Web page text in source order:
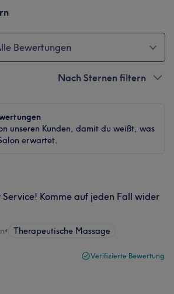
Bewertungen
Nach Sternen filtern
unseren Kunden, damit du weißt, was
erwartet.
Komme auf jeden Fall wider
• Therapeutische Massage
Verifizierte Bewertung